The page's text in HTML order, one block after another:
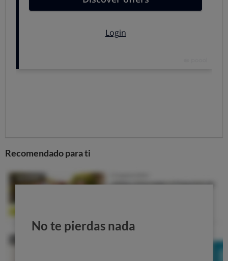
El operador no tiene que seguir prestando servicio. Y el
Las deudas anteriores al fallecimiento sí que se heredan
Recomendado para ti
No te pierdas nada